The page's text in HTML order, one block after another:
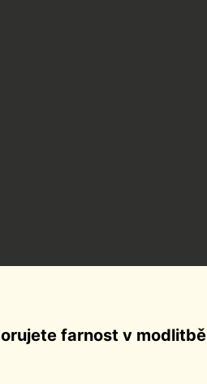
farnost v modlitbě